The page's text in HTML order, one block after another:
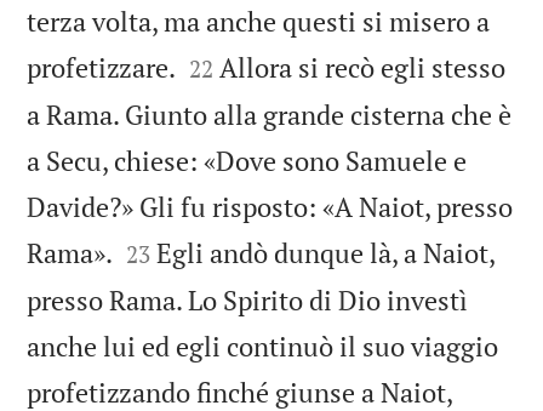
terza volta, ma anche questi si misero a
profetizzare. 

22 Allora si recò egli stesso
a Rama. Giunto alla grande cisterna che è
a Secu, chiese: «Dove sono Samuele e
Davide?» Gli fu risposto: «A Naiot, presso
Rama». 

23 Egli andò dunque là, a Naiot,
presso Rama. Lo Spirito di Dio investì
anche lui ed egli continuò il suo viaggio
profetizzando finché giunse a Naiot,